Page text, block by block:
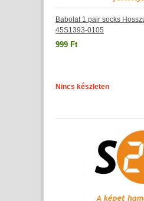
Babolat 1 pair socks
45S1393-0105
999 Ft
Nincs készleten